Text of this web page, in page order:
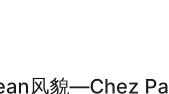
风貌—Chez